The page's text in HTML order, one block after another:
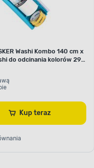
Washi Kombo 140 cm x
do odcinania kolorów 29
Kup teraz